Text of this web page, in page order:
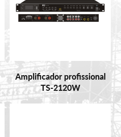
Amplificador profissional
TS-2120W